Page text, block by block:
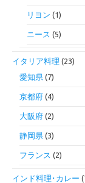
リヨン (1)
ニース (5)
イタリア料理 (23)
愛知県 (7)
京都府 (4)
大阪府 (2)
静岡県 (3)
フランス (2)
インド料理･カレー